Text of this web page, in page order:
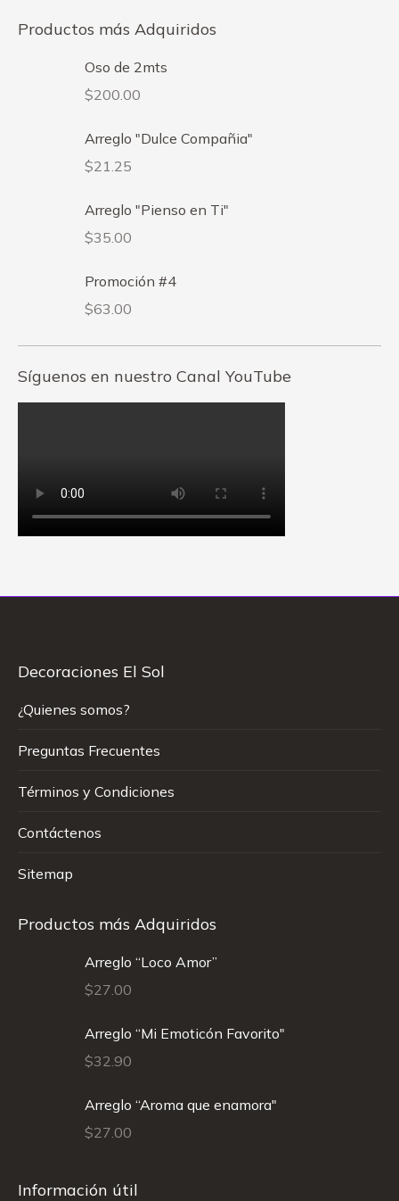
Productos más Adquiridos
Oso de 2mts
$200.00
Arreglo "Dulce Compañia"
$21.25
Arreglo "Pienso en Ti"
$35.00
Promoción #4
$63.00
Síguenos en nuestro Canal YouTube
Decoraciones El Sol
¿Quienes somos?
Preguntas Frecuentes
Términos y Condiciones
Contáctenos
Sitemap
Productos más Adquiridos
Arreglo “Loco Amor”
$27.00
Arreglo “Mi Emoticón Favorito"
$32.90
Arreglo “Aroma que enamora"
$27.00
Información útil